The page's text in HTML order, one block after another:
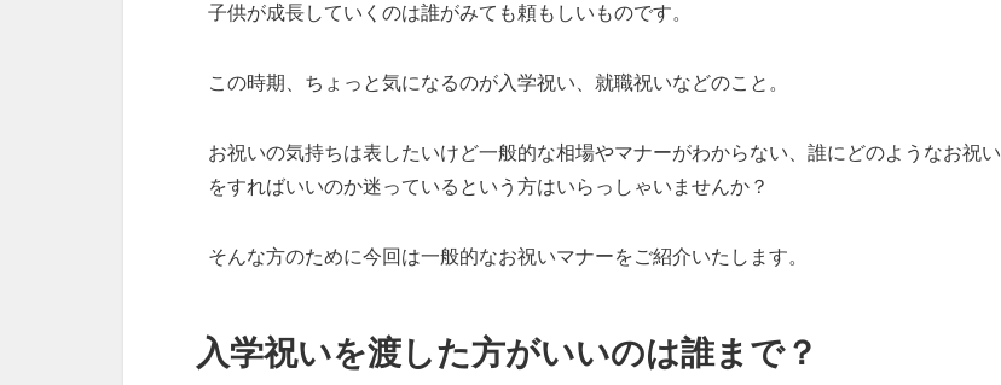
子供が成長していくのは誰がみても頼もしいものです。
この時期、ちょっと気になるのが入学祝い、就職祝いなどのこと。
お祝いの気持ちは表したいけど一般的な相場やマナーがわからない、誰にどのようなお祝い
をすればいいのか迷っているという方はいらっしゃいませんか？
そんな方のために今回は一般的なお祝いマナーをご紹介いたします。
入学祝いを渡した方がいいのは誰まで？